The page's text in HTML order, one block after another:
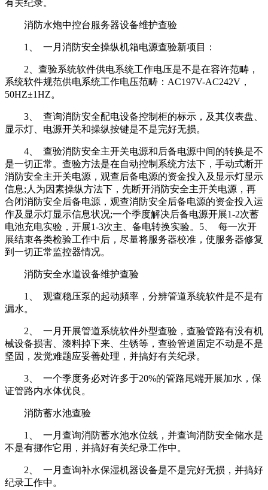
有关纪录。
消防水炮中控台服务器设备维护查验
1、 一月消防安全操纵机箱电源查验新项目：
2、查验系统软件供电系统工作电压是不是在容许范畴，
系统软件规范供电系统工作电压范畴：AC197V-AC242V，
50HZ±1HZ。
3、 查询消防安全配电设备控制柜的标示，及其仪表盘、
显示灯、电源开关和操纵按键是不是完好无损。
4、 查验消防安全主开关电源和后备电源中间的转换是不
是一切正常。查验方法是在自动控制系统方法下，手动式断开
消防安全主开关电源，观查后备电源的资金投入及显示灯显示
信息;人为因素操纵方法下，先断开消防安全主开关电源，再
合闭消防安全后备电源，观查消防安全后备电源的资金投入运
作及显示灯显示信息状况;一个季度解决后备电源开展1-2次蓄
电池充电实验，开展1-3次主、备电转换实验。5、 每一次开
展结束各类检验工作中后，尽量将服务器校准，使服务器修复
到一切正常监控器情况。
消防安全水道设备维护查验
1、 观查稳压泵的起动頻率，分辨管道系统软件是不是有
漏水。
2、 一月开展管道系统软件外型查验，查验管路有没有机
械设备损害、漆料掉下来、生锈等，查验管道固定不动是不是
坚固，发觉难题应妥善处理，并搞好有关纪录。
3、 一个季度务必对许多于20%的管路尾端开展加水，保
证管路内水体优良。
消防蓄水池查验
1、 一月查询消防蓄水池水位线，并查询消防安全储水是
不是有挪作它用，并搞好有关纪录工作中。
2、 一月查询补水保湿机器设备是不是完好无损，并搞好
纪录工作中。